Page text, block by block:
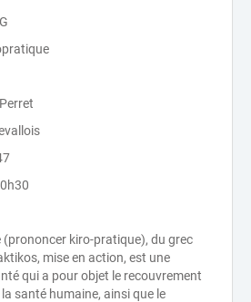
kiro-pratique), du grec
mise en action, est une
qui a pour objet le recouvrement
santé humaine, ainsi que le